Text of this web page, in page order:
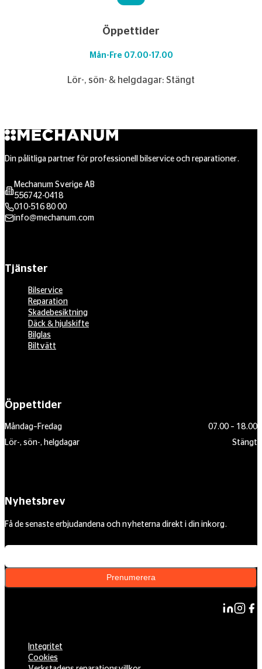
Öppettider
Mån-Fre 07.00-17.00
Lör-, sön- & helgdagar: Stängt
Din pålitliga partner för professionell bilservice och reparationer.
Mechanum Sverige AB
556742-0418
010-516 80 00
info@mechanum.com
Tjänster
Bilservice
Reparation
Skadebesiktning
Däck & hjulskifte
Bilglas
Biltvätt
Öppettider
Måndag–Fredag
07.00 – 18.00
Lör-, sön-, helgdagar
Stängt
Nyhetsbrev
Få de senaste erbjudandena och nyheterna direkt i din inkorg.
Prenumerera
Integritet
Cookies